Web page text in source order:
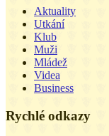
Aktuality
Utkání
Klub
Muži
Mládež
Videa
Business
Rychlé odkazy